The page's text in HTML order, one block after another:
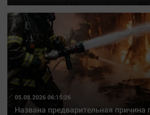
Архив
Наша победа
Общество
Политика
Экономика
Происшествия
Здоровье
05.08.2026 06:15:26
Названа предварительная причина